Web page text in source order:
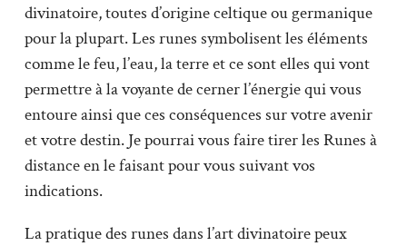
divinatoire, toutes d’origine celtique ou germanique
pour la plupart. Les runes symbolisent les éléments
comme le feu, l’eau, la terre et ce sont elles qui vont
permettre à la voyante de cerner l’énergie qui vous
entoure ainsi que ces conséquences sur votre avenir
et votre destin. Je pourrai vous faire tirer les Runes à
distance en le faisant pour vous suivant vos
indications.
La pratique des runes dans l’art divinatoire peux